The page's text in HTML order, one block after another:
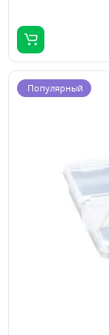
Популярный